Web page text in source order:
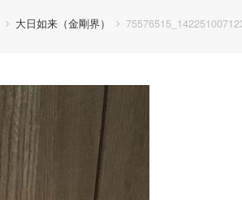
大日如来（金剛界）